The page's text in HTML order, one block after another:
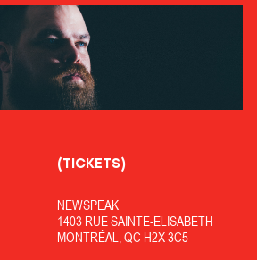
NEWSPEAK
1403 RUE SAINTE-ELISABETH
MONTRÉAL, QC H2X 3C5
(TICKETS)